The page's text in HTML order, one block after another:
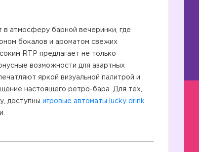
атмосферу барной вечеринки, где
бокалов и ароматом свежих
RTP предлагает не только
возможности для азартных
яркой визуальной палитрой и
настоящего ретро-бара. Для тех,
доступны игровые автоматы lucky drink